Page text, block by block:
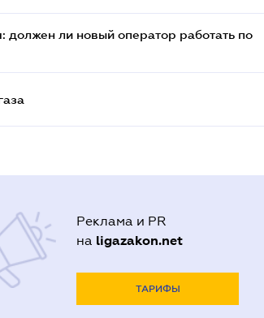
должен ли новый оператор работать по
Реклама и PR
на ligazakon.net
ТАРИФЫ